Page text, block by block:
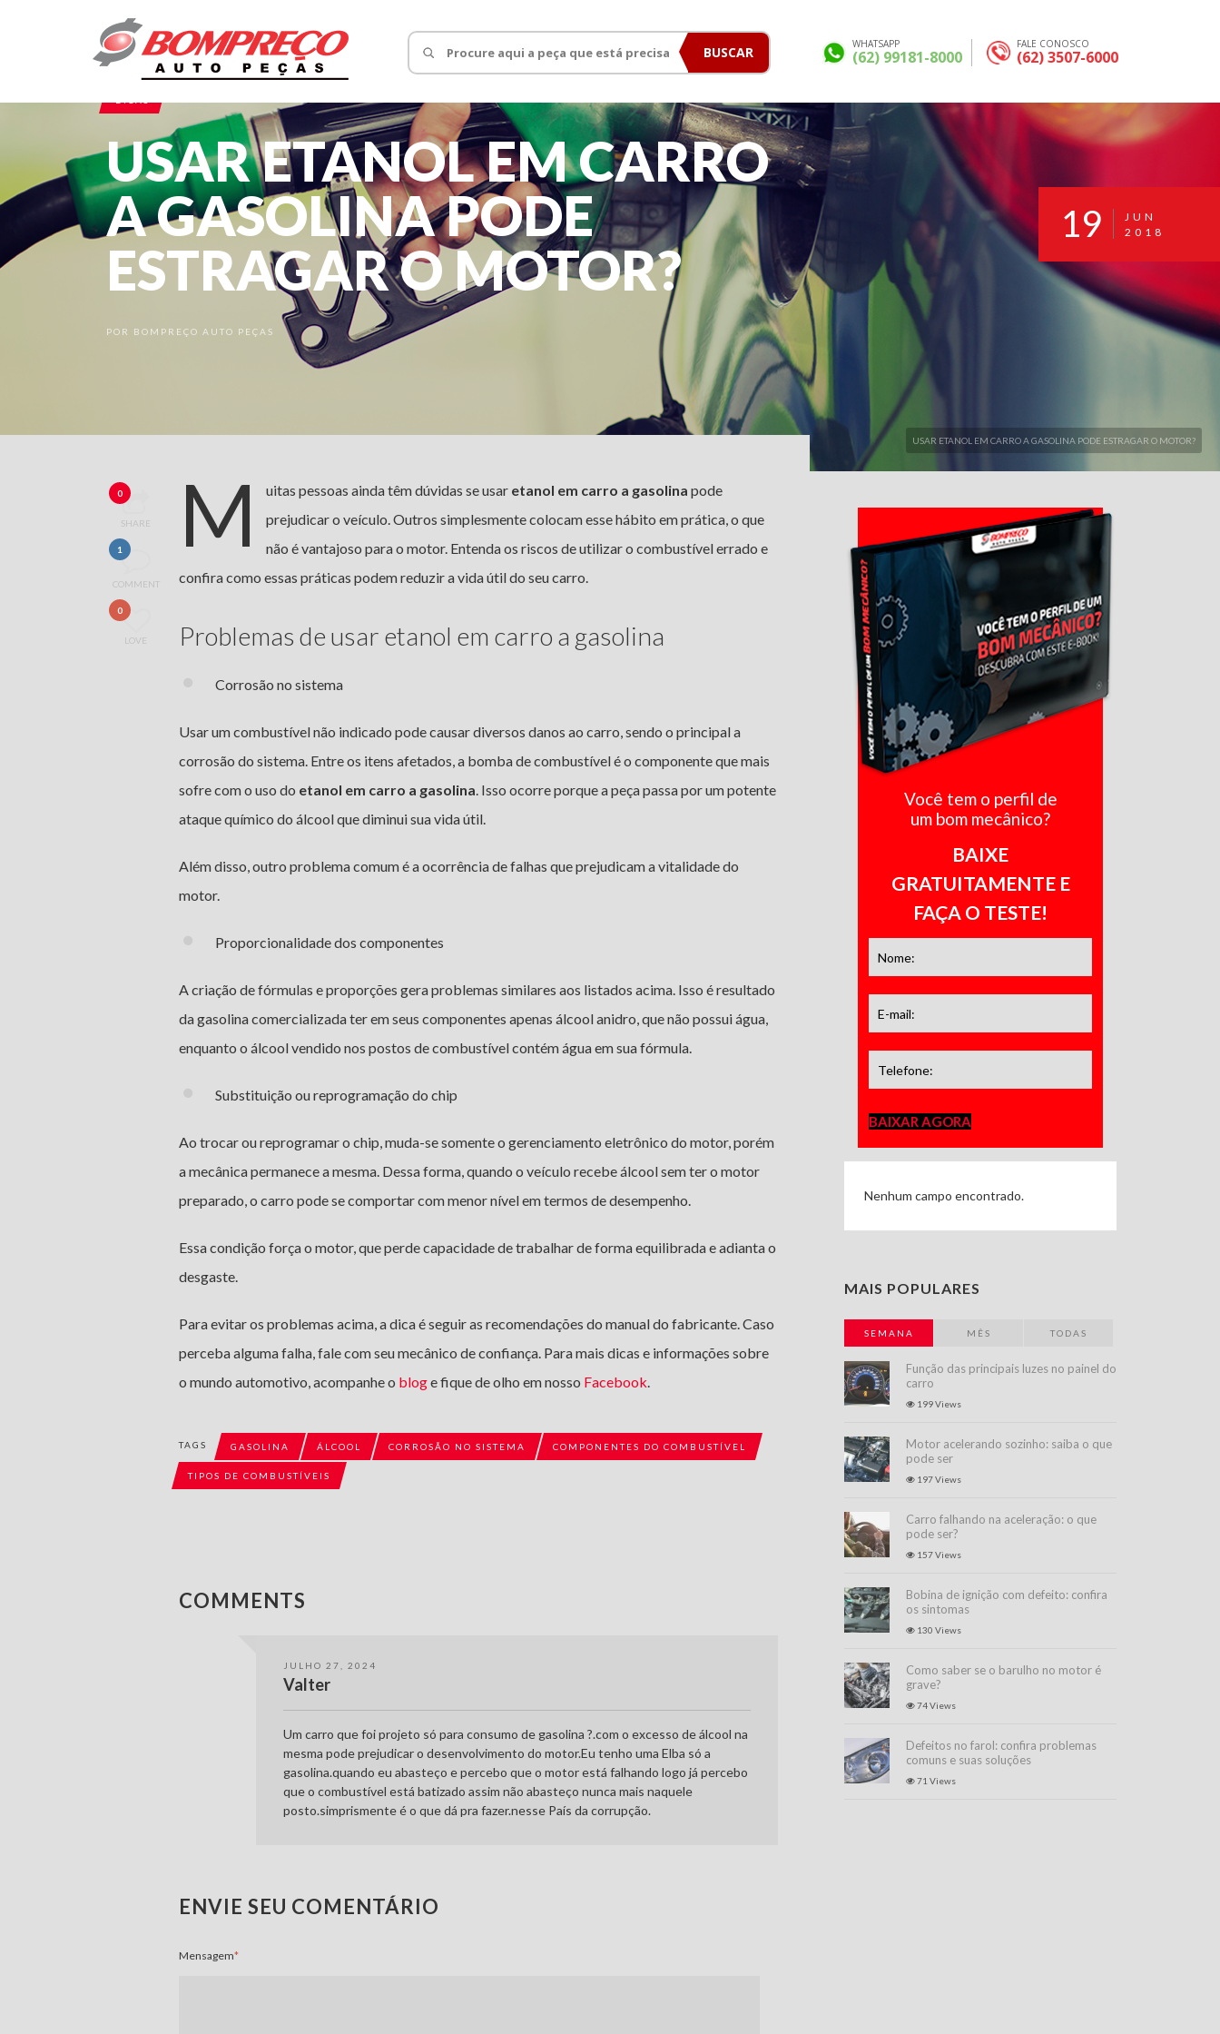
BUSCAR WHATSAPP
(62) 99181-8000
FALE CONOSCO
(62) 3507-6000
USAR ETANOL EM CARRO A GASOLINA PODE ESTRAGAR O MOTOR?
USAR ETANOL EM CARRO
A GASOLINA PODE
ESTRAGAR O MOTOR?
POR BOMPREÇO AUTO PEÇAS
19
JUN
2018
0
SHARE
1
COMMENT
0
LOVE
M uitas pessoas ainda têm dúvidas se usar etanol em carro a gasolina pode
prejudicar o veículo. Outros simplesmente colocam esse hábito em prática, o que
não é vantajoso para o motor. Entenda os riscos de utilizar o combustível errado e
confira como essas práticas podem reduzir a vida útil do seu carro.
Problemas de usar etanol em carro a gasolina
Corrosão no sistema
Usar um combustível não indicado pode causar diversos danos ao carro, sendo o principal a
corrosão do sistema. Entre os itens afetados, a bomba de combustível é o componente que mais
sofre com o uso do etanol em carro a gasolina. Isso ocorre porque a peça passa por um potente
ataque químico do álcool que diminui sua vida útil.
Além disso, outro problema comum é a ocorrência de falhas que prejudicam a vitalidade do
motor.
Proporcionalidade dos componentes
A criação de fórmulas e proporções gera problemas similares aos listados acima. Isso é resultado
da gasolina comercializada ter em seus componentes apenas álcool anidro, que não possui água,
enquanto o álcool vendido nos postos de combustível contém água em sua fórmula.
Substituição ou reprogramação do chip
Ao trocar ou reprogramar o chip, muda-se somente o gerenciamento eletrônico do motor, porém
a mecânica permanece a mesma. Dessa forma, quando o veículo recebe álcool sem ter o motor
preparado, o carro pode se comportar com menor nível em termos de desempenho.
Essa condição força o motor, que perde capacidade de trabalhar de forma equilibrada e adianta o
desgaste.
Para evitar os problemas acima, a dica é seguir as recomendações do manual do fabricante. Caso
perceba alguma falha, fale com seu mecânico de confiança. Para mais dicas e informações sobre
o mundo automotivo, acompanhe o bloge fique de olho em nosso Facebook.
TAGS GASOLINA ÁLCOOL CORROSÃO NO SISTEMA COMPONENTES DO COMBUSTÍVEL
TIPOS DE COMBUSTÍVEIS
COMMENTS
JULHO 27, 2024
Valter
Um carro que foi projeto só para consumo de gasolina ?.com o excesso de álcool na
mesma pode prejudicar o desenvolvimento do motor.Eu tenho uma Elba só a
gasolina.quando eu abasteço e percebo que o motor está falhando logo já percebo
que o combustível está batizado assim não abasteço nunca mais naquele
posto.simprismente é o que dá pra fazer.nesse País da corrupção.
ENVIE SEU COMENTÁRIO
Mensagem*
Você tem o perfil de
um bom mecânico?
BAIXE
GRATUITAMENTE E
FAÇA O TESTE!
BAIXAR AGORA
Nenhum campo encontrado.
MAIS POPULARES
SEMANA MÊS TODAS
Função das principais luzes no painel do
carro
199 Views
Motor acelerando sozinho: saiba o que
pode ser
197 Views
Carro falhando na aceleração: o que
pode ser?
157 Views
Bobina de ignição com defeito: confira
os sintomas
130 Views
Como saber se o barulho no motor é
grave?
74 Views
Defeitos no farol: confira problemas
comuns e suas soluções
71 Views